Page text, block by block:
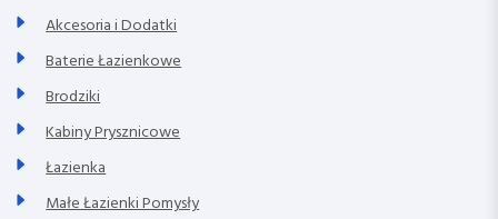
Akcesoria i Dodatki
Baterie Łazienkowe
Brodziki
Kabiny Prysznicowe
Łazienka
Małe Łazienki Pomysły